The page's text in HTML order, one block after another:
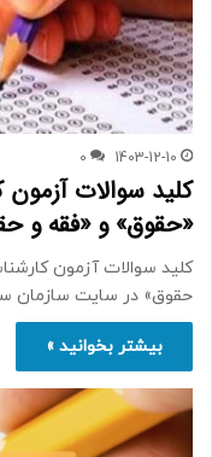
1403-12-10
0
«حقوق» و «فقه و
حقوق» در سایت
بیشتر بخوانید »